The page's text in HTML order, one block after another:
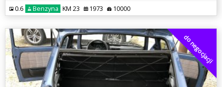
0.6 Benzyna KM 23 1973 10000
do negocjacji